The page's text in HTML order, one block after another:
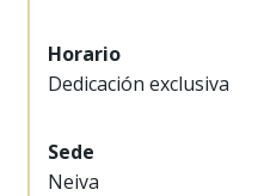
Horario
Dedicación exclusiva
Sede
Neiva